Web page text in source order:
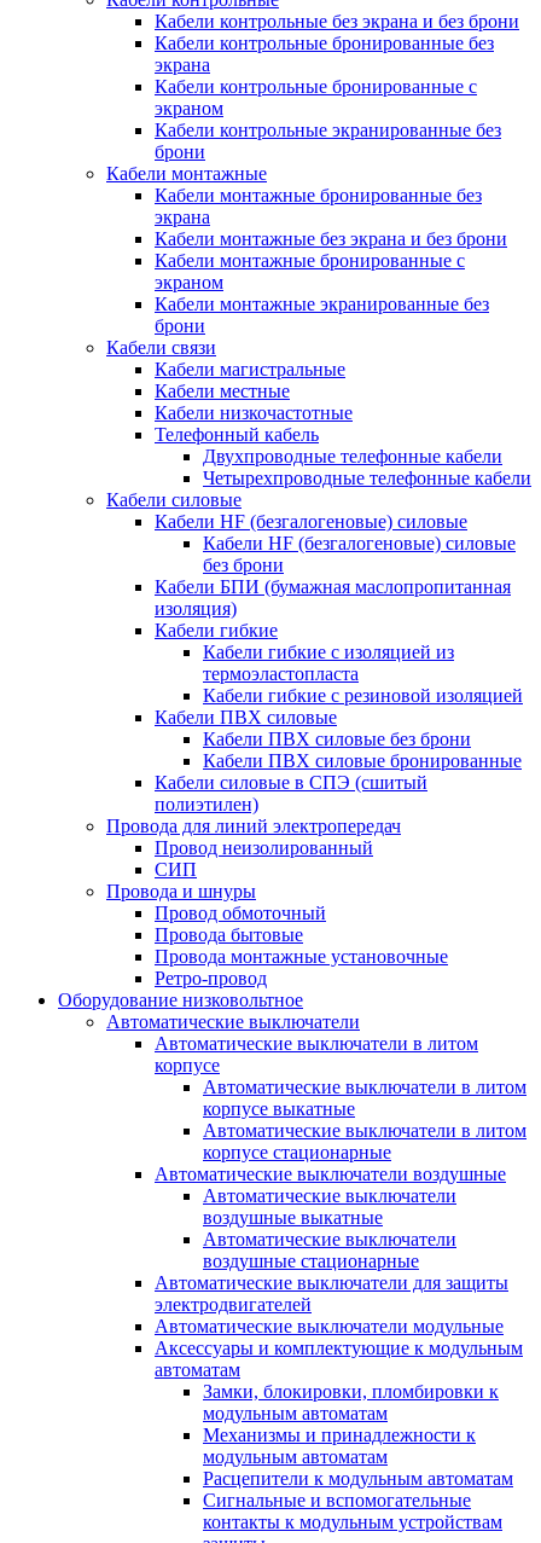
Кабели контрольные без экрана и без брони
Кабели контрольные бронированные без
экрана
Кабели контрольные бронированные с
экраном
Кабели контрольные экранированные без
брони
Кабели монтажные
Кабели монтажные бронированные без
экрана
Кабели монтажные без экрана и без брони
Кабели монтажные бронированные с
экраном
Кабели монтажные экранированные без
брони
Кабели связи
Кабели магистральные
Кабели местные
Кабели низкочастотные
Телефонный кабель
Двухпроводные телефонные кабели
Четырехпроводные телефонные кабели
Кабели силовые
Кабели HF (безгалогеновые) силовые
Кабели HF (безгалогеновые) силовые
без брони
Кабели БПИ (бумажная маслопропитанная
изоляция)
Кабели гибкие
Кабели гибкие с изоляцией из
термоэластопласта
Кабели гибкие с резиновой изоляцией
Кабели ПВХ силовые
Кабели ПВХ силовые без брони
Кабели ПВХ силовые бронированные
Кабели силовые в СПЭ (сшитый
полиэтилен)
Провода для линий электропередач
Провод неизолированный
СИП
Провода и шнуры
Провод обмоточный
Провода бытовые
Провода монтажные установочные
Ретро-провод
Оборудование низковольтное
Автоматические выключатели
Автоматические выключатели в литом
корпусе
Автоматические выключатели в литом
корпусе выкатные
Автоматические выключатели в литом
корпусе стационарные
Автоматические выключатели воздушные
Автоматические выключатели
воздушные выкатные
Автоматические выключатели
воздушные стационарные
Автоматические выключатели для защиты
электродвигателей
Автоматические выключатели модульные
Аксессуары и комплектующие к модульным
автоматам
Замки, блокировки, пломбировки к
модульным автоматам
Механизмы и принадлежности к
модульным автоматам
Расцепители к модульным автоматам
Сигнальные и вспомогательные
контакты к модульным устройствам